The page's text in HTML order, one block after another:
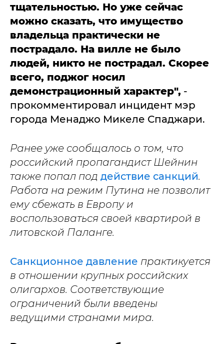
тщательностью. Но уже сейчас
можно сказать, что имущество
владельца практически не
пострадало. На вилле не было
людей, никто не пострадал. Скорее
всего, поджог носил
демонстрационный характер", -
прокомментировал инцидент мэр
города Менаджо Микеле Спаджари.
Ранее уже сообщалось о том, что
российский пропагандист Шейнин
также попал под действие санкций.
Работа на режим Путина не позволит
ему сбежать в Европу и
воспользоваться своей квартирой в
литовской Паланге.
Санкционное давление практикуется
в отношении крупных российских
олигархов. Соответствующие
ограничений были введены
ведущими странами мира.